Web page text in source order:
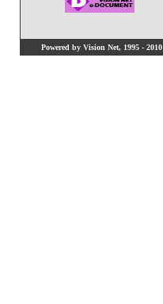
Powered by Vision Net, 1995 - 2010